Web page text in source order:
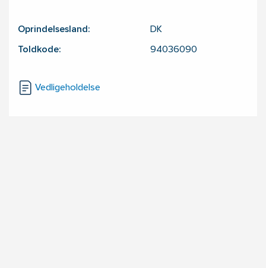
Oprindelsesland: DK
Toldkode: 94036090
Vedligeholdelse